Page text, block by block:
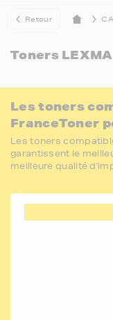
Retour
Toners
Les toners
FranceToner
Les toners
garantissent le
meilleure qualité